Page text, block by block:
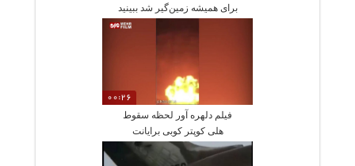
برای همیشه زمین‌گیر شد ببینید
00:26
فیلم دلهره آور لحظه سقوط
هلی کوپتر کوبی برایانت